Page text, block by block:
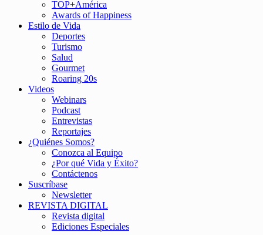
TOP+América
Awards of Happiness
Estilo de Vida
Deportes
Turismo
Salud
Gourmet
Roaring 20s
Videos
Webinars
Podcast
Entrevistas
Reportajes
¿Quiénes Somos?
Conozca al Equipo
¿Por qué Vida y Éxito?
Contáctenos
Suscríbase
Newsletter
REVISTA DIGITAL
Revista digital
Ediciones Especiales